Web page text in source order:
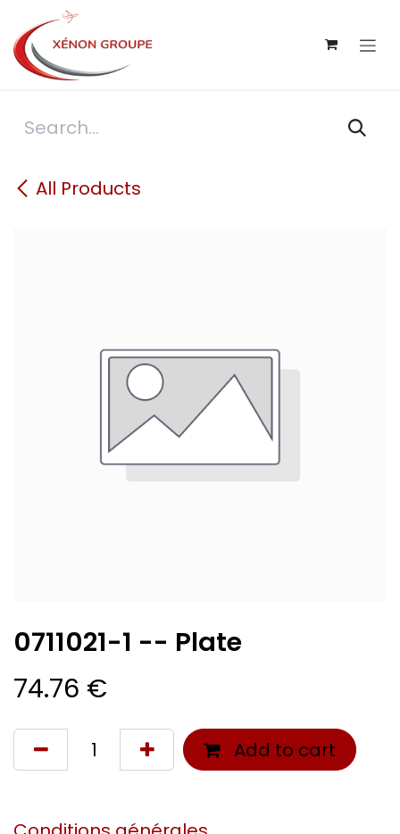
Skip to Content
All Products
0711021-1 -- Plate
74.76 €
Add to cart